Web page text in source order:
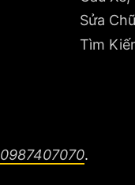
Sửa
Tìm
0987407070.